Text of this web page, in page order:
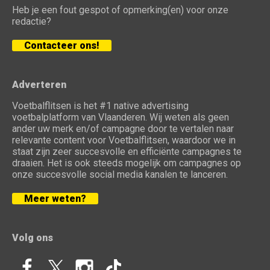
Heb je een fout gespot of opmerking(en) voor onze
redactie?
Contacteer ons!
Adverteren
Voetbalflitsen is het #1 native advertising
voetbalplatform van Vlaanderen. Wij weten als geen
ander uw merk en/of campagne door te vertalen naar
relevante content voor Voetbalflitsen, waardoor we in
staat zijn zeer succesvolle en efficiënte campagnes te
draaien. Het is ook steeds mogelijk om campagnes op
onze succesvolle social media kanalen te lanceren.
Meer weten?
Volg ons